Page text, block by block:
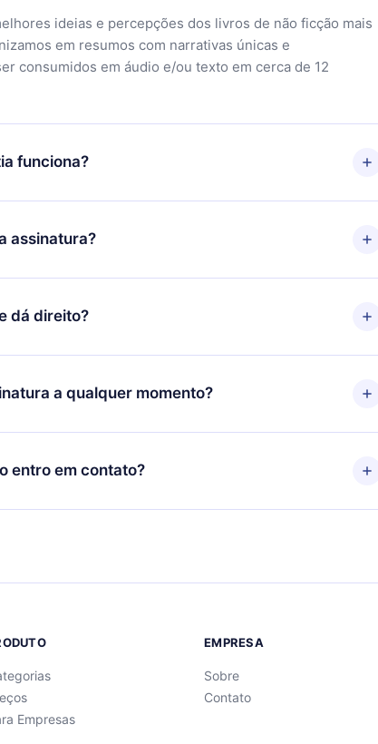
ideias e percepções dos livros de não ficção mais
em resumos com narrativas únicas e
consumidos em áudio e/ou texto em cerca de 12
funciona?
e começar a aproveitar nossa biblioteca. Se por algum
plataforma, basta entrar em contato com nossa
) em até 7 dias após a compra e solicitar o
assinatura?
a partir do próximo período de cobrança. Por
sua assinatura mensal para anual, após confirmar a
novo plano só será aplicado e cobrado após o aniversário
dá direito?
te garante acesso a toda nossa biblioteca de 2500+
(Inglês, espanhol e português) que você pode ler ou
do nosso aplicativo disponível para iOS, Android e
a qualquer momento?
sua assinatura do 12min, você pode cancelar a
ciclo de cobrança não ocorrerá.
entro em contato?
porsupport@12min.com.
Empresas
EMPRESA
Sobre
Contato